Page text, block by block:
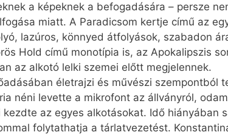
a képeknek a befogadására – persze
miatt. A Paradicsom kertje című az
lazúros, könnyed átfolyások, szabadon
Hold című monotípia is, az Apokalipszis
az alkotó lelki szemei előtt megjelennek.
életrajzi és művészi szempontból
néni levette a mikrofont az állványról,
az egyes alkotásokat. Idő hiányában
folytathatja a tárlatvezetést.